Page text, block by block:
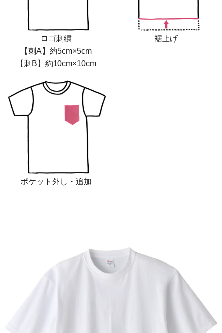
ロゴ刺繍
【刺A】約5cm×5cm
【刺B】約10cm×10cm
裾上げ
ポケット外し・追加